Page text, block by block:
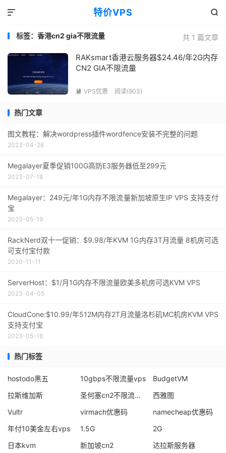
特价VPS 

共 1 篇文章
标签：香港cn2 gia不限流量
RAKsmart香港云服务器$24.46/年2G内存
CN2 GIA不限流量
 VPS优惠 阅读(903)
热门文章
图文教程：解决wordpress插件wordfence安装不完整的问题
2023-04-26
Megalayer夏季促销100G高防E3服务器低至299元
2023-07-18
Megalayer：249元/年1G内存不限流量新加坡原生IP VPS 支持支付
宝
2023-05-19
RackNerd双十一促销：$9.98/年KVM 1G内存3T月流量 8机房可选
可支付宝付款
2020-11-11
ServerHost：$1/月1G内存不限流量欧美多机房可选KVM VPS
2023-04-05
CloudCone:$10.99/年512M内存2T月流量洛杉矶MC机房KVM VPS
支持支付宝
2023-05-18
热门标签
hostodo黑五 10gbps不限流量vps
BudgetVM
拉斯维加斯
圣何塞cn2不限流量独服
西雅图
Vultr
virmach优惠码
namecheap优惠码
年付10美金左右vps
1.5G
2G
日本kvm
新加坡cn2 达拉斯服务器